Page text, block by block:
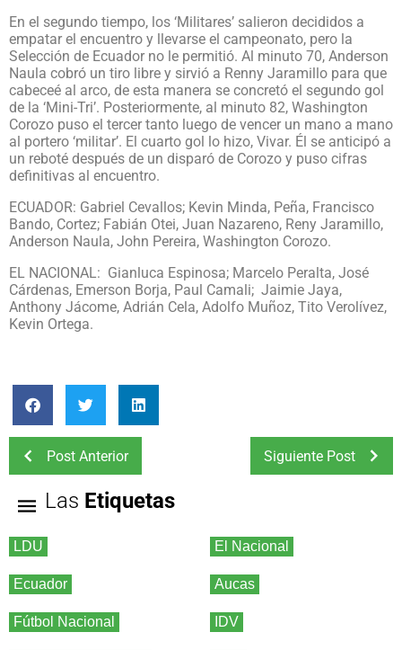
En el segundo tiempo, los ‘Militares’ salieron decididos a
empatar el encuentro y llevarse el campeonato, pero la
Selección de Ecuador no le permitió. Al minuto 70, Anderson
Naula cobró un tiro libre y sirvió a Renny Jaramillo para que
cabeceé al arco, de esta manera se concretó el segundo gol
de la ‘Mini-Tri’. Posteriormente, al minuto 82, Washington
Corozo puso el tercer tanto luego de vencer un mano a mano
al portero ‘militar’. El cuarto gol lo hizo, Vivar. Él se anticipó a
un reboté después de un disparó de Corozo y puso cifras
definitivas al encuentro.
ECUADOR: Gabriel Cevallos; Kevin Minda, Peña, Francisco
Bando, Cortez; Fabián Otei, Juan Nazareno, Reny Jaramillo,
Anderson Naula, John Pereira, Washington Corozo.
EL NACIONAL: Gianluca Espinosa; Marcelo Peralta, José
Cárdenas, Emerson Borja, Paul Camali; Jaimie Jaya,
Anthony Jácome, Adrián Cela, Adolfo Muñoz, Tito Verolívez,
Kevin Ortega.
Post Anterior Siguiente Post
Las Etiquetas
LDU El Nacional
Ecuador Aucas
Fútbol Nacional IDV